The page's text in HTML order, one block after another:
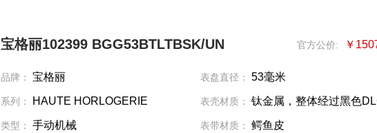
宝格丽102399 BGG53BTLTBSK/UN
品牌： 宝格丽 表盘直径： 53毫米
系列： HAUTE HORLOGERIE 表壳材质：
钛金属，整体经过黑色
类型： 手动机械 表带材质： 鳄鱼皮
官方公价: ￥